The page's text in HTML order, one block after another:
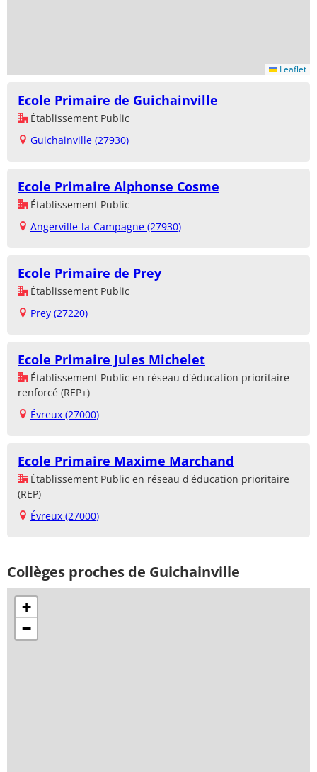
Leaflet
Ecole Primaire de Guichainville
Établissement Public
Guichainville (27930)
Ecole Primaire Alphonse Cosme
Établissement Public
Angerville-la-Campagne (27930)
Ecole Primaire de Prey
Établissement Public
Prey (27220)
Ecole Primaire Jules Michelet
Établissement Public en réseau d'éducation prioritaire
renforcé (REP+)
Évreux (27000)
Ecole Primaire Maxime Marchand
Établissement Public en réseau d'éducation prioritaire
(REP)
Évreux (27000)
Collèges proches de Guichainville
+
−